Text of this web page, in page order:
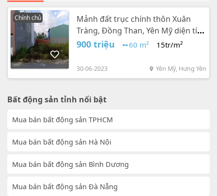
Chính chủ
Mảnh đất trục chính thôn Xuân
Tràng, Đồng Than, Yên Mỹ diện tích
60m², 15 triệu/m²
900 triệu 60 m² 15tr/m²
30-06-2023 Yên Mỹ, Hưng Yên
Bất động sản tỉnh nổi bật
Mua bán bất động sản TPHCM
Mua bán bất động sản Hà Nội
Mua bán bất động sản Bình Dương
Mua bán bất động sản Đà Nẵng